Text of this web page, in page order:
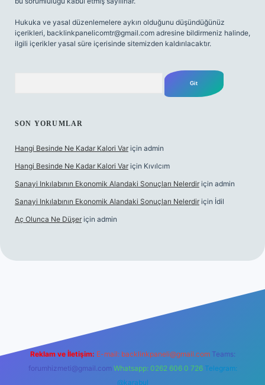
Hukuka ve yasal düzenlemelere aykırı olduğunu düşündüğünüz
içerikleri, backlinkpanelicomtr@gmail.com adresine bildirmeniz halinde,
ilgili içerikler yasal süre içerisinde sitemizden kaldırılacaktır.
SON YORUMLAR
Hangi Besinde Ne Kadar Kalori Var için admin
Hangi Besinde Ne Kadar Kalori Var için Kıvılcım
Sanayi Inkılabının Ekonomik Alandaki Sonuçları Nelerdir için admin
Sanayi Inkılabının Ekonomik Alandaki Sonuçları Nelerdir için İdil
Aç Olunca Ne Düşer için admin
Reklam ve İletişim: E-mail: backlinkpaneli@gmail.com Teams:
forumhizmeti@gmail.com Whatsapp: 0262 606 0 726 Telegram:
@karabul